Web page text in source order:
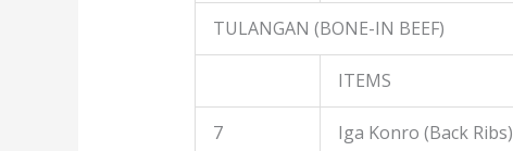
TULANGAN (BONE-IN BEEF)
ITEMS
7 Iga Konro (Back Ribs)